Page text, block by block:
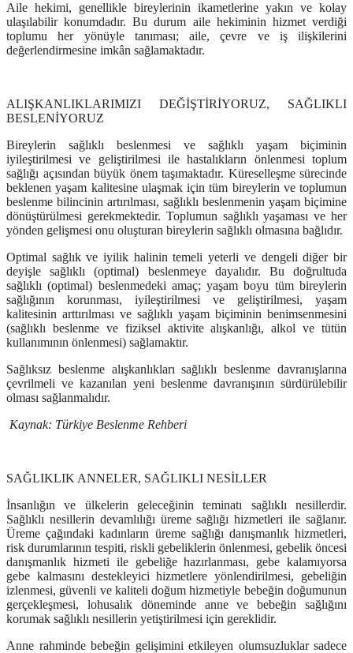
Aile hekimi, genellikle bireylerinin ikametlerine yakın ve kolay
ulaşılabilir konumdadır. Bu durum aile hekiminin hizmet verdiği
toplumu her yönüyle tanıması; aile, çevre ve iş ilişkilerini
değerlendirmesine imkân sağlamaktadır.
ALIŞKANLIKLARIMIZI DEĞİŞTİRİYORUZ, SAĞLIKLI
BESLENİYORUZ
Bireylerin sağlıklı beslenmesi ve sağlıklı yaşam biçiminin
iyileştirilmesi ve geliştirilmesi ile hastalıkların önlenmesi toplum
sağlığı açısından büyük önem taşımaktadır. Küreselleşme sürecinde
beklenen yaşam kalitesine ulaşmak için tüm bireylerin ve toplumun
beslenme bilincinin artırılması, sağlıklı beslenmenin yaşam biçimine
dönüştürülmesi gerekmektedir. Toplumun sağlıklı yaşaması ve her
yönden gelişmesi onu oluşturan bireylerin sağlıklı olmasına bağlıdır.
Optimal sağlık ve iyilik halinin temeli yeterli ve dengeli diğer bir
deyişle sağlıklı (optimal) beslenmeye dayalıdır. Bu doğrultuda
sağlıklı (optimal) beslenmedeki amaç; yaşam boyu tüm bireylerin
sağlığının korunması, iyileştirilmesi ve geliştirilmesi, yaşam
kalitesinin arttırılması ve sağlıklı yaşam biçiminin benimsenmesini
(sağlıklı beslenme ve fiziksel aktivite alışkanlığı, alkol ve tütün
kullanımının önlenmesi) sağlamaktır.
Sağlıksız beslenme alışkanlıkları sağlıklı beslenme davranışlarına
çevrilmeli ve kazanılan yeni beslenme davranışının sürdürülebilir
olması sağlanmalıdır.
Kaynak: Türkiye Beslenme Rehberi
SAĞLIKLIK ANNELER, SAĞLIKLI NESİLLER
İnsanlığın ve ülkelerin geleceğinin teminatı sağlıklı nesillerdir.
Sağlıklı nesillerin devamlılığı üreme sağlığı hizmetleri ile sağlanır.
Üreme çağındaki kadınların üreme sağlığı danışmanlık hizmetleri,
risk durumlarının tespiti, riskli gebeliklerin önlenmesi, gebelik öncesi
danışmanlık hizmeti ile gebeliğe hazırlanması, gebe kalamıyorsa
gebe kalmasını destekleyici hizmetlere yönlendirilmesi, gebeliğin
izlenmesi, güvenli ve kaliteli doğum hizmetiyle bebeğin doğumunun
gerçekleşmesi, lohusalık döneminde anne ve bebeğin sağlığını
korumak sağlıklı nesillerin yetiştirilmesi için gereklidir.
Anne rahminde bebeğin gelişimini etkileyen olumsuzluklar sadece